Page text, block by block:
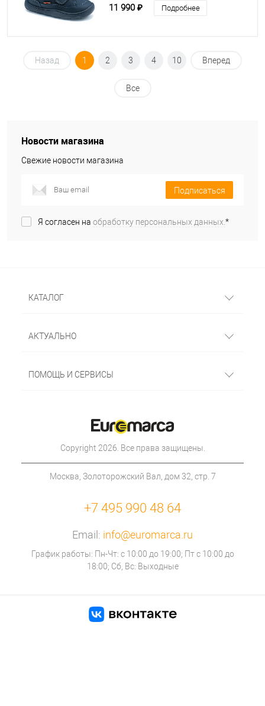
11 990 ₽ Подробнее
Назад 1 2 3 4 10 Вперед
Все
Новости магазина
Свежие новости магазина
Подписаться
Я согласен на обработку персональных данных.*
КАТАЛОГ
АКТУАЛЬНО
ПОМОЩЬ И СЕРВИСЫ
Copyright 2026. Все права защищены.
Москва, Золоторожский Вал, дом 32, стр. 7
+7 495 990 48 64
Email: info@euromarca.ru
График работы: Пн-Чт: с 10:00 до 19:00; Пт с 10:00 до
18:00; Сб, Вс: Выходные